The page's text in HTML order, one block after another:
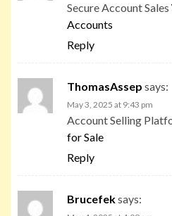
Secure Account Sales
Accounts
Reply
ThomasAssep says:
May 3, 2025 at 9:43 pm
Account Selling
for Sale
Reply
Brucefeksays: